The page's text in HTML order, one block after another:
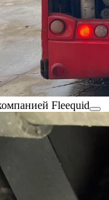
Fleequid